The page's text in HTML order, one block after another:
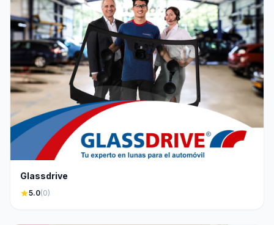
Glassdrive
star5.0(0)